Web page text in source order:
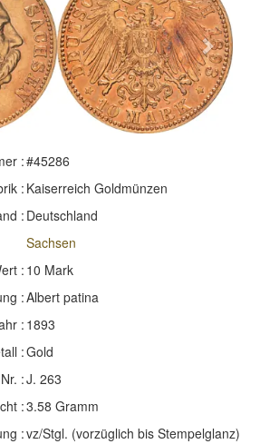
Next
:#45286
:Kaiserreich Goldmünzen
: Deutschland
Sachsen
:10 Mark
:Albert patina
: 1893
:Gold
:J. 263
:3.58 Gramm
:vz/Stgl. (vorzüglich bis Stempelglanz)